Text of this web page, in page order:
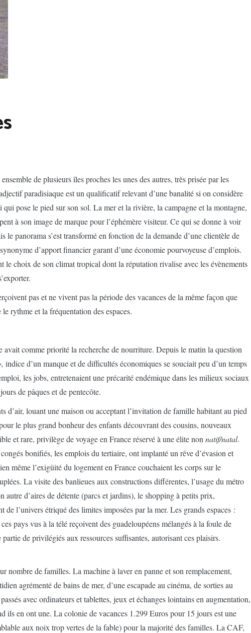
de plusieurs îles proches les unes des autres, très prisée par les
paradisiaque est un qualificatif relevant d’une banalité si on considère
pose le pied sur son sol. La mer et la rivière, la campagne et la montagne,
à son image de marque pour l’éphémère visiteur. Ce qui se donne à voir
le panorama s’est transformé en fonction de la demande d’une clientèle de
d’apport financier garant d’une économie pourvoyeuse d’emplois.
le choix de son climat tropical dont la réputation rivalise avec les évènements
pas et ne vivent pas la période des vacances de la même façon que
rythme et la fréquentation des espaces.
avait comme priorité la recherche de nourriture. Depuis le matin la question
indice d’un manque et de difficultés économiques se souciait peu d’un temps
les jobs, entretenaient une précarité endémique dans les milieux sociaux
de pâques et de pentecôte.
d’air, louant une maison ou acceptant l’invitation de famille habitant au pied
le plus grand bonheur des enfants découvrant des cousins, nouveaux
et rare, privilège de voyage en France réservé à une élite non natif/natal.
bonifiés, les emplois du tertiaire, ont implanté un rêve d’évasion et
même l’exigüité du logement en France couchaient les corps sur le
La visite des banlieues aux constructions différentes, l’usage du métro
autre d’aires de détente (parcs et jardins), le shopping à petits prix,
de l’univers étriqué des limites imposées par la mer. Les grands espaces :
pays vus à la télé reçoivent des guadeloupéens mélangés à la foule de
de privilégiés aux ressources suffisantes, autorisant ces plaisirs.
nombre de familles. La machine à laver en panne et son remplacement,
agrémenté de bains de mer, d’une escapade au cinéma, de sorties au
avec ordinateurs et tablettes, jeux et échanges lointains en augmentation,
ils en ont une. La colonie de vacances 1.299 Euros pour 15 jours est une
aux noix trop vertes de la fable) pour la majorité des familles. La CAF,